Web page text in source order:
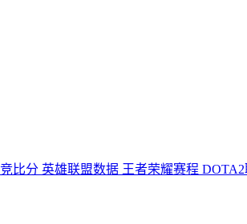
比分 英雄联盟数据 王者荣耀赛程